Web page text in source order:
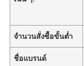
จำนวนสั่งซื้อขั้นต่ำ
ชื่อแบรนด์